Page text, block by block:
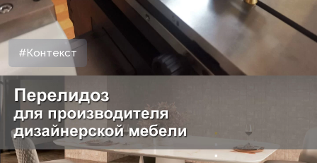
#Контекст